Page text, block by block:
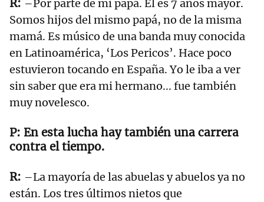
–Por parte de mi papá. Él es 7 años mayor.
Somos hijos del mismo papá, no de la misma
mamá. Es músico de una banda muy conocida
en Latinoamérica, ‘Los Pericos’. Hace poco
estuvieron tocando en España. Yo le iba a ver
sin saber que era mi hermano... fue también
muy novelesco.
En esta lucha hay también una carrera
contra el tiempo.
–La mayoría de las abuelas y abuelos ya no
están. Los tres últimos nietos que